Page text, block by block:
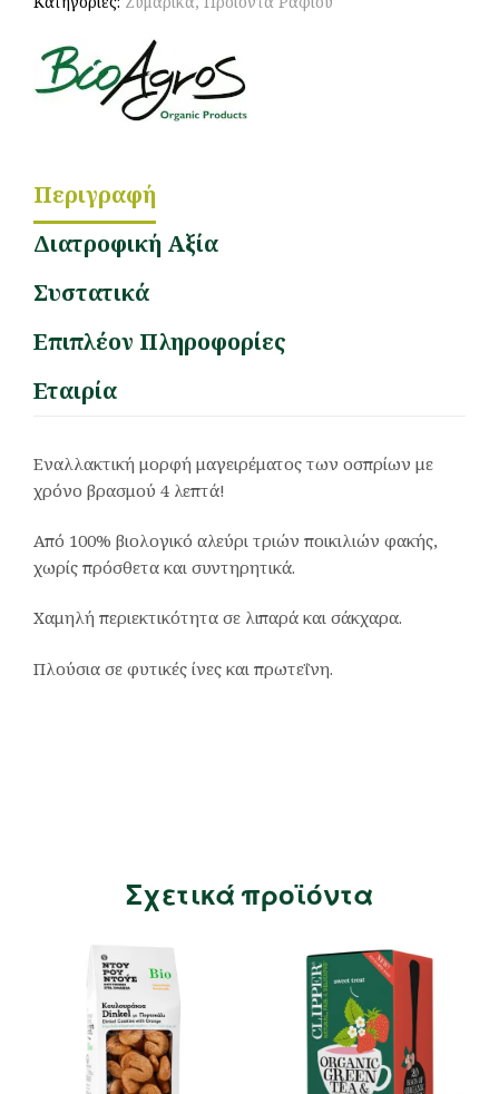
Περιγραφή
Διατροφική Αξία
Συστατικά
Επιπλέον Πληροφορίες
Εταιρία
Εναλλακτική μορφή μαγειρέματος των οσπρίων με
χρόνο βρασμού 4 λεπτά!
Από 100% βιολογικό αλεύρι τριών ποικιλιών φακής,
χωρίς πρόσθετα και συντηρητικά.
Χαμηλή περιεκτικότητα σε λιπαρά και σάκχαρα.
Πλούσια σε φυτικές ίνες και πρωτεΐνη.
Σχετικά προϊόντα